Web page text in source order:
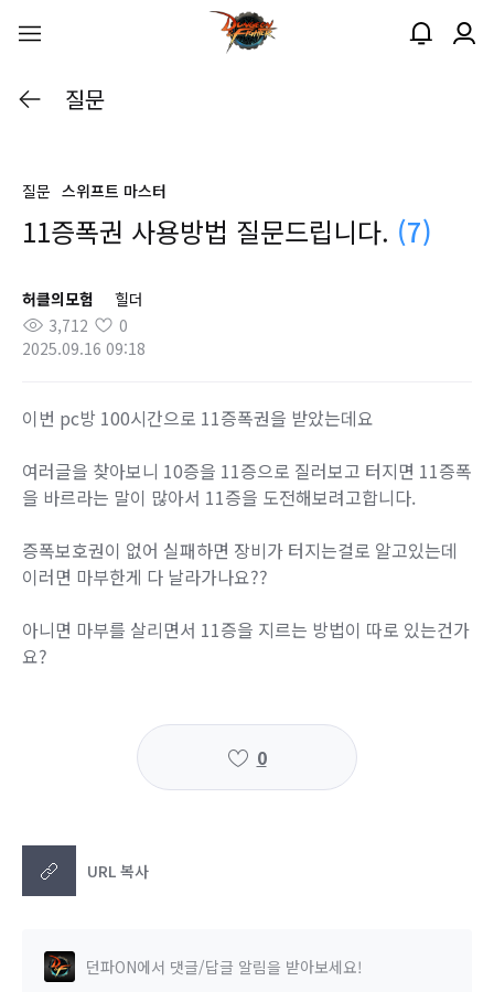
질문
질문 스위프트 마스터
11증폭권 사용방법 질문드립니다. (7)
허클의모험
힐더
3,712
0
2025.09.16 09:18
이번 pc방 100시간으로 11증폭권을 받았는데요
여러글을 찾아보니 10증을 11증으로 질러보고 터지면 11증폭
을 바르라는 말이 많아서 11증을 도전해보려고합니다.
증폭보호권이 없어 실패하면 장비가 터지는걸로 알고있는데
이러면 마부한게 다 날라가나요??
아니면 마부를 살리면서 11증을 지르는 방법이 따로 있는건가
요?
0
URL 복사
던파ON에서 댓글/답글 알림을 받아보세요!